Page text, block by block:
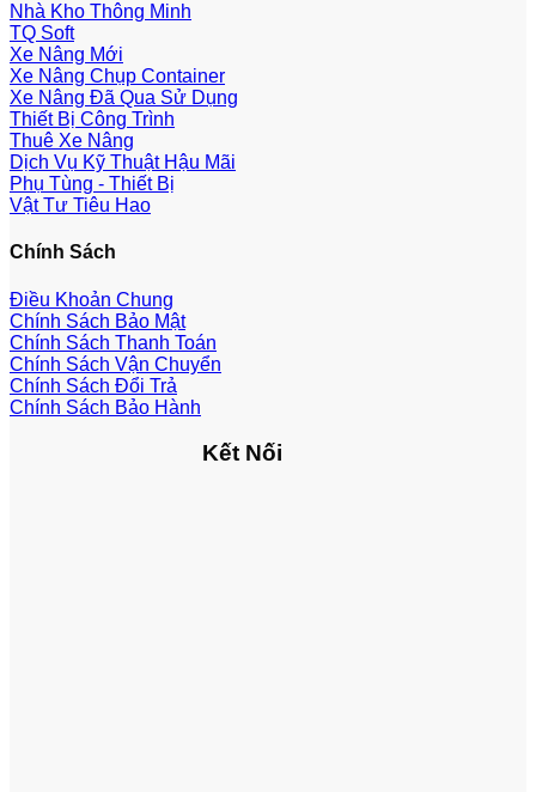
Nhà Kho Thông Minh
TQ Soft
Xe Nâng Mới
Xe Nâng Chụp Container
Xe Nâng Đã Qua Sử Dụng
Thiết Bị Công Trình
Thuê Xe Nâng
Dịch Vụ Kỹ Thuật Hậu Mãi
Phụ Tùng - Thiết Bị
Vật Tư Tiêu Hao
Chính Sách
Điều Khoản Chung
Chính Sách Bảo Mật
Chính Sách Thanh Toán
Chính Sách Vận Chuyển
Chính Sách Đổi Trả
Chính Sách Bảo Hành
Kết Nối